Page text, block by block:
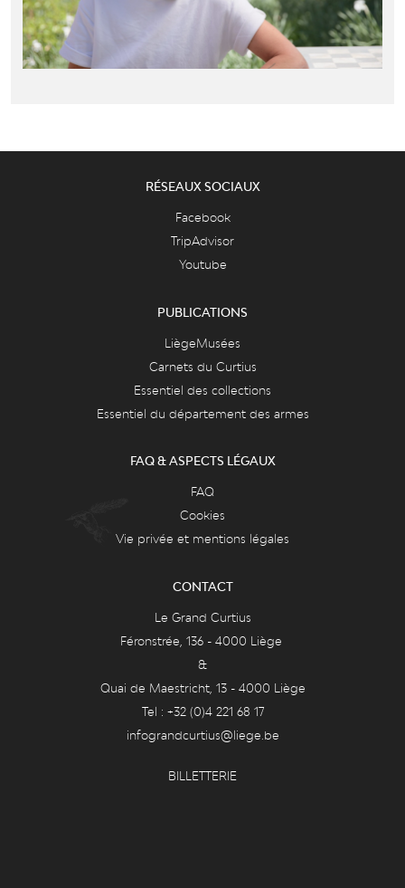
RÉSEAUX SOCIAUX
Facebook
TripAdvisor
Youtube
PUBLICATIONS
LiègeMusées
Carnets du Curtius
Essentiel des collections
Essentiel du département des armes
FAQ & ASPECTS LÉGAUX
FAQ
Cookies
Vie privée et mentions légales
CONTACT
Le Grand Curtius
Féronstrée, 136 - 4000 Liège
&
Quai de Maestricht, 13 - 4000 Liège
Tel : +32 (0)4 221 68 17
infograndcurtius@liege.be
BILLETTERIE